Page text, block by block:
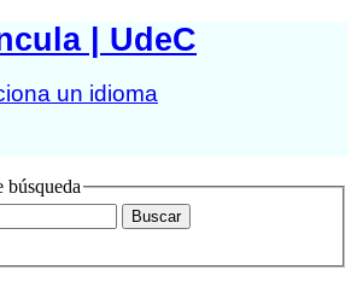
| UdeC
un idioma
búsqueda